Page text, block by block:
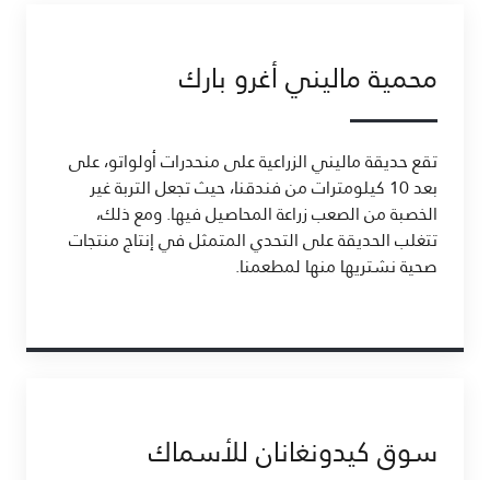
محمية ماليني أغرو بارك
تقع حديقة ماليني الزراعية على منحدرات أولواتو، على
بعد 10 كيلومترات من فندقنا، حيث تجعل التربة غير
الخصبة من الصعب زراعة المحاصيل فيها. ومع ذلك،
تتغلب الحديقة على التحدي المتمثل في إنتاج منتجات
صحية نشتريها منها لمطعمنا.
سوق كيدونغانان للأسماك